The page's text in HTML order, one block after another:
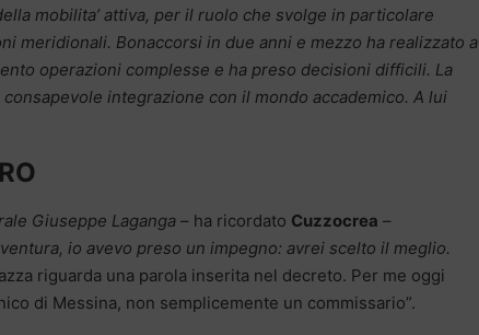
mobilita’ attiva, per il ruolo che svolge in particolare
meridionali. Bonaccorsi in due anni e mezzo ha realizzato a
operazioni complesse e ha preso decisioni difficili. La
integrazione con il mondo accademico. A lui
Giuseppe Laganga – ha ricordato Cuzzocrea –
io avevo preso un impegno: avrei scelto il meglio.
riguarda una parola inserita nel decreto. Per me oggi
di Messina, non semplicemente un commissario”.